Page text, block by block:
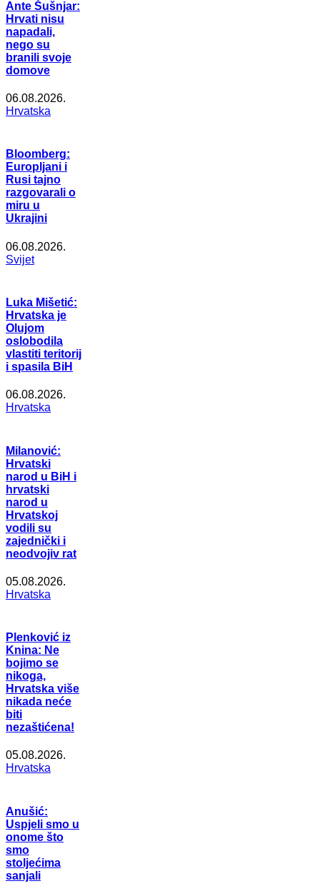
Ante Šušnjar:
Hrvati nisu
napadali,
nego su
branili svoje
domove
06.08.2026.
Hrvatska
Bloomberg:
Europljani i
Rusi tajno
razgovarali o
miru u
Ukrajini
06.08.2026.
Svijet
Luka Mišetić:
Hrvatska je
Olujom
oslobodila
vlastiti teritorij
i spasila BiH
06.08.2026.
Hrvatska
Milanović:
Hrvatski
narod u BiH i
hrvatski
narod u
Hrvatskoj
vodili su
zajednički i
neodvojiv rat
05.08.2026.
Hrvatska
Plenković iz
Knina: Ne
bojimo se
nikoga,
Hrvatska više
nikada neće
biti
nezaštićena!
05.08.2026.
Hrvatska
Anušić:
Uspjeli smo u
onome što
smo
stoljećima
sanjali